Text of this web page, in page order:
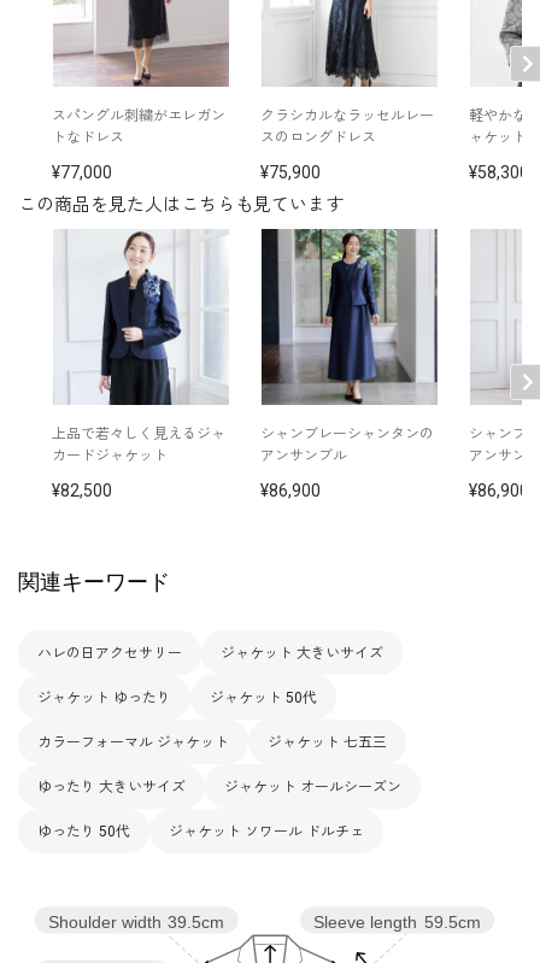
この商品を見た人はこちらも見ています
上品で若々しく見えるジャ
カードジャケット
82,500
シャンブレーシャンタンの
アンサンブル
86,900
シャンブ
アンサン
86,900
スパングル刺繍がエレガン
トなドレス
77,000
クラシカルなラッセルレー
スのロングドレス
75,900
軽やかな
ャケット
58,300
関連キーワード
ハレの日アクセサリー ジャケット 大きいサイズ
ジャケット ゆったり ジャケット 50代
カラーフォーマル ジャケット ジャケット 七五三
ゆったり 大きいサイズ ジャケット オールシーズン
ゆったり 50代 ジャケット ソワール ドルチェ
Sleeve length 59.5cm
Shoulder width 39.5cm